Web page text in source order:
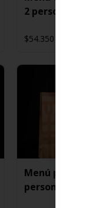
2 personas
$54.350
Menú para 6
personas